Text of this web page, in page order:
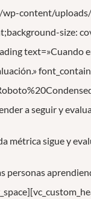
content/
size:
text=»Cuando
a seguir y
métrica sigue y
personas